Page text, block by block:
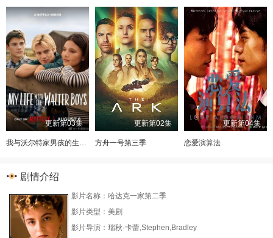
更新第03集
我与沃尔特家男孩的生活第三季
更新第02集
方舟一号第三季
更新第04集
恋爱演算法
剧情介绍
影片名称：哈达克一家第二季
影片类型：美剧
影片导演：瑞秋·卡蕾,Stephen,Bradley